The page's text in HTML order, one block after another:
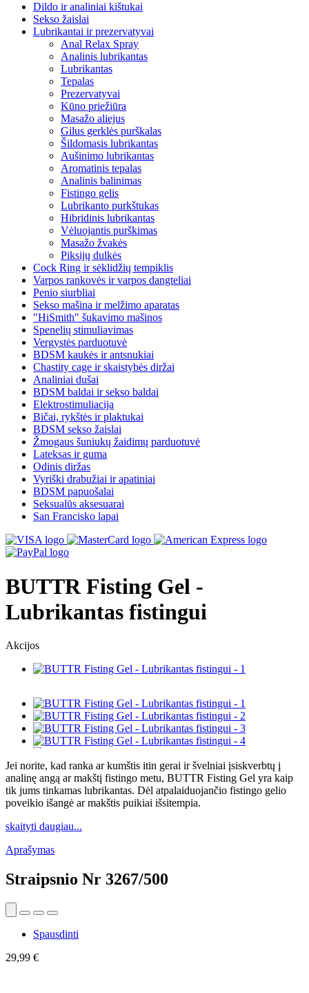
Dildo ir analiniai kištukai
Sekso žaislai
Lubrikantai ir prezervatyvai
Anal Relax Spray
Analinis lubrikantas
Lubrikantas
Tepalas
Prezervatyvai
Kūno priežiūra
Masažo aliejus
Gilus gerklės purškalas
Šildomasis lubrikantas
Aušinimo lubrikantas
Aromatinis tepalas
Analinis balinimas
Fistingo gelis
Lubrikanto purkštukas
Hibridinis lubrikantas
Vėluojantis purškimas
Masažo žvakės
Piksijų dulkės
Cock Ring ir sėklidžių tempiklis
Varpos rankovės ir varpos dangteliai
Penio siurbliai
Sekso mašina ir melžimo aparatas
"HiSmith" šukavimo mašinos
Spenelių stimuliavimas
Vergystės parduotuvė
BDSM kaukės ir antsnukiai
Chastity cage ir skaistybės diržai
Analiniai dušai
BDSM baldai ir sekso baldai
Elektrostimuliacija
Bičai, rykštės ir plaktukai
BDSM sekso žaislai
Žmogaus šuniukų žaidimų parduotuvė
Lateksas ir guma
Odinis diržas
Vyriški drabužiai ir apatiniai
BDSM papuošalai
Seksualūs aksesuarai
San Francisko lapai
BUTTR Fisting Gel -
Lubrikantas fistingui
Akcijos
Jei norite, kad ranka ar kumštis itin gerai ir švelniai įsiskverbtų į
analinę angą ar makštį fistingo metu, BUTTR Fisting Gel yra kaip
tik jums tinkamas lubrikantas. Dėl atpalaiduojančio fistingo gelio
poveikio išangė ar makštis puikiai išsitempia.
skaityti daugiau...
Aprašymas
Straipsnio Nr 3267/500
Spausdinti
29,99 €